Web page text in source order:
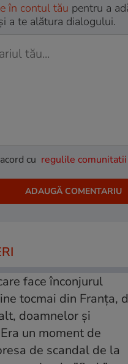
în contul tău pentru a
a te alătura dialogului.
cu regulile comunitatii